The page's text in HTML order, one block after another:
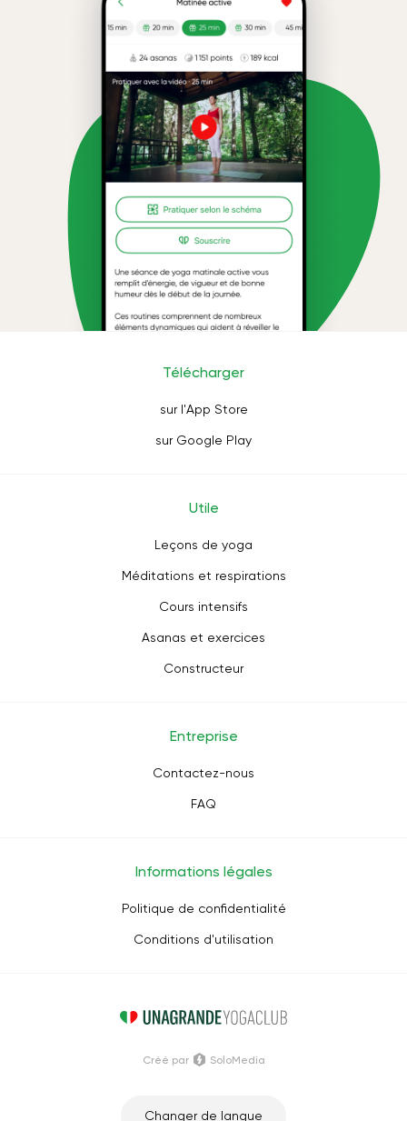
Télécharger
sur l'App Store
sur Google Play
Utile
Leçons de yoga
Méditations et respirations
Cours intensifs
Asanas et exercices
Constructeur
Entreprise
Contactez-nous
FAQ
Informations légales
Politique de confidentialité
Conditions d'utilisation
Changer de langue
Créé par SoloMedia